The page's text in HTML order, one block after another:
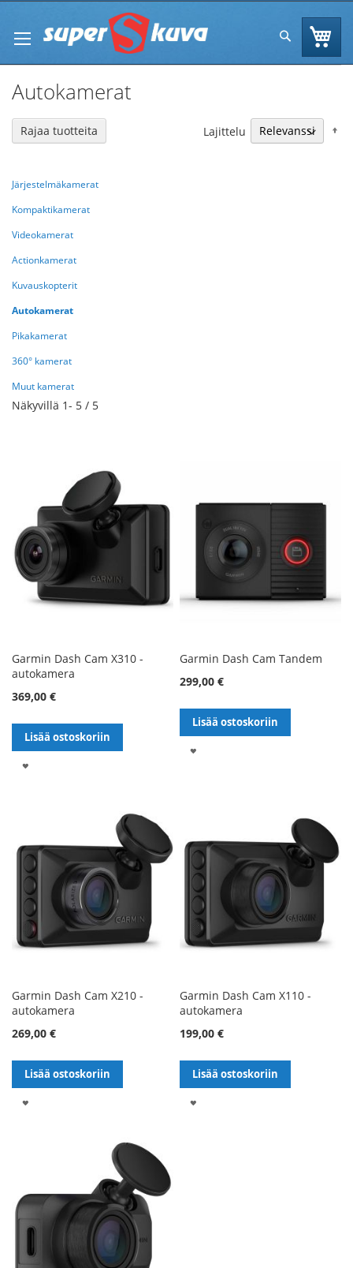
Content
Hae
Autokamerat
Näkyvillä 1- 5 / 5
Lajittelu
Garmin Dash Cam X310 -
autokamera
369,00 €
Lisää ostoskoriin
Garmin Dash Cam Tandem
299,00 €
Lisää ostoskoriin
Garmin Dash Cam X210 -
autokamera
269,00 €
Lisää ostoskoriin
Garmin Dash Cam X110 -
autokamera
199,00 €
Lisää ostoskoriin
Järjestelmäkamerat
Kompaktikamerat
Videokamerat
Actionkamerat
Kuvauskopterit
Autokamerat
Pikakamerat
360° kamerat
Muut kamerat
Rajaa tuotteita